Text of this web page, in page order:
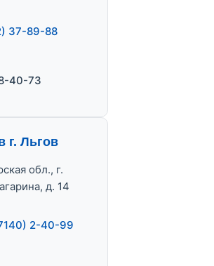
37-89-88
40-73
г. Льгов
обл., г.
д. 14
2-40-99